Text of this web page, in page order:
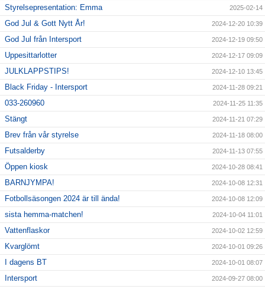
Styrelsepresentation: Emma 2025-02-14
God Jul & Gott Nytt År! 2024-12-20 10:39
God Jul från Intersport 2024-12-19 09:50
Uppesittarlotter 2024-12-17 09:09
JULKLAPPSTIPS! 2024-12-10 13:45
Black Friday - Intersport 2024-11-28 09:21
033-260960 2024-11-25 11:35
Stängt 2024-11-21 07:29
Brev från vår styrelse 2024-11-18 08:00
Futsalderby 2024-11-13 07:55
Öppen kiosk 2024-10-28 08:41
BARNJYMPA! 2024-10-08 12:31
Fotbollsäsongen 2024 är till ända! 2024-10-08 12:09
sista hemma-matchen! 2024-10-04 11:01
Vattenflaskor 2024-10-02 12:59
Kvarglömt 2024-10-01 09:26
I dagens BT 2024-10-01 08:07
Intersport 2024-09-27 08:00